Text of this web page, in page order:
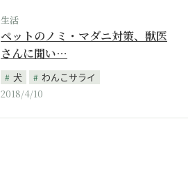
生活
ペットのノミ・マダニ対策、獣医
さんに聞い…
犬
わんこサライ
2018/4/10